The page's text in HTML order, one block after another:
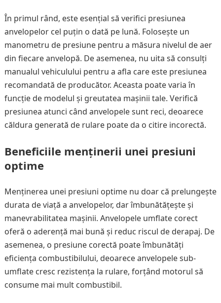
În primul rând, este esențial să verifici presiunea
anvelopelor cel puțin o dată pe lună. Folosește un
manometru de presiune pentru a măsura nivelul de aer
din fiecare anvelopă. De asemenea, nu uita să consulți
manualul vehiculului pentru a afla care este presiunea
recomandată de producător. Aceasta poate varia în
funcție de modelul și greutatea mașinii tale. Verifică
presiunea atunci când anvelopele sunt reci, deoarece
căldura generată de rulare poate da o citire incorectă.
Beneficiile menținerii unei presiuni
optime
Menținerea unei presiuni optime nu doar că prelungește
durata de viață a anvelopelor, dar îmbunătățește și
manevrabilitatea mașinii. Anvelopele umflate corect
oferă o aderență mai bună și reduc riscul de derapaj. De
asemenea, o presiune corectă poate îmbunătăți
eficiența combustibilului, deoarece anvelopele sub-
umflate cresc rezistența la rulare, forțând motorul să
consume mai mult combustibil.